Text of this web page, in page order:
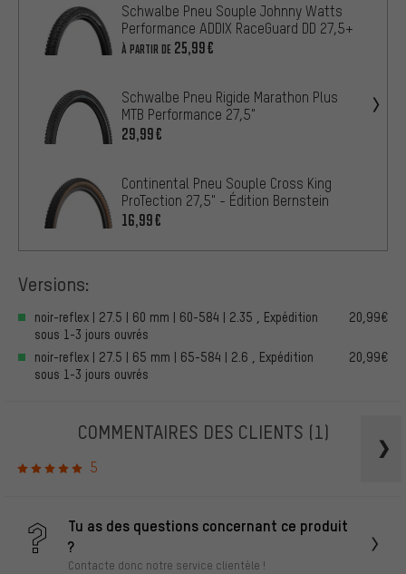
Schwalbe Pneu Souple Johnny Watts
Performance ADDIX RaceGuard DD 27,5+
À PARTIR DE 25,99€
Schwalbe Pneu Rigide Marathon Plus
MTB Performance 27,5"
29,99€
Continental Pneu Souple Cross King
ProTection 27,5" - Édition Bernstein
16,99€
Versions:
noir-reflex | 27.5 | 60 mm | 60-584 | 2.35 , Expédition
sous 1-3 jours ouvrés
20,99€
noir-reflex | 27.5 | 65 mm | 65-584 | 2.6 , Expédition
sous 1-3 jours ouvrés
20,99€
COMMENTAIRES DES CLIENTS (1)
5
Tu as des questions concernant ce produit
?
Contacte donc notre service clientèle !